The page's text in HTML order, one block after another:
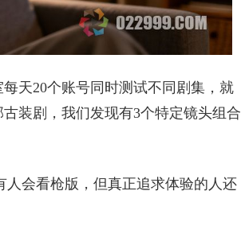
天20个账号同时测试不同剧集，就
装剧，我们发现有3个特定镜头组合
会看枪版，但真正追求体验的人还